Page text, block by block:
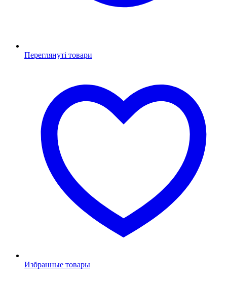
Переглянуті товари
Избранные товары